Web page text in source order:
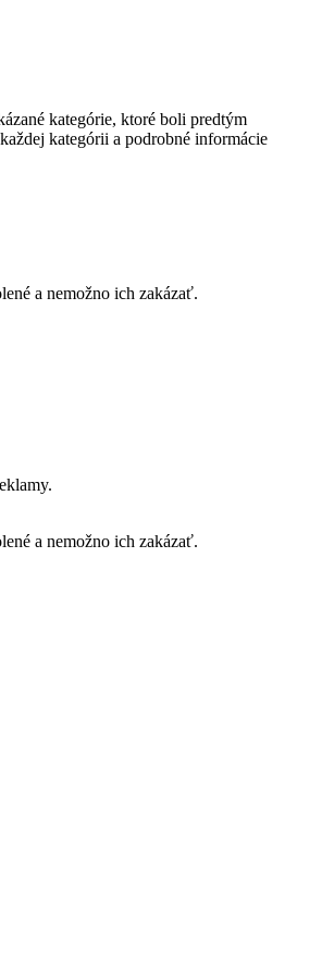
kategórie, ktoré boli predtým
kategórii a podrobné informácie
a nemožno ich zakázať.
a nemožno ich zakázať.